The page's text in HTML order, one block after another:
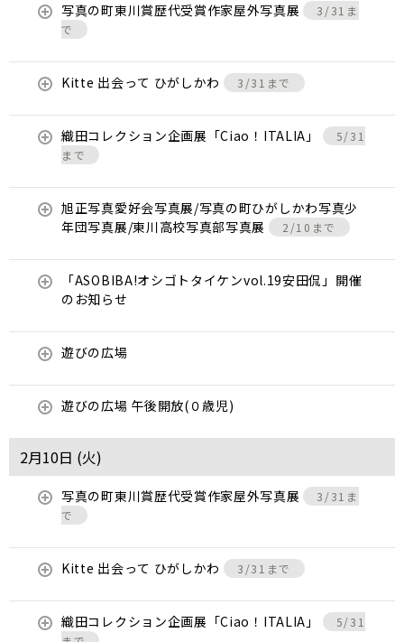
写真の町東川賞歴代受賞作家屋外写真展
3/31ま
で
Kitte 出会って ひがしかわ 3/31まで
織田コレクション企画展「Ciao！ITALIA」
5/31
まで
旭正写真愛好会写真展/写真の町ひがしかわ写真少
年団写真展/東川高校写真部写真展
2/10まで
「ASOBIBA!オシゴトタイケンvol.19安田侃」開催
のお知らせ
遊びの広場
遊びの広場 午後開放(０歳児)
2月10日 (火)
写真の町東川賞歴代受賞作家屋外写真展
3/31ま
で
Kitte 出会って ひがしかわ 3/31まで
織田コレクション企画展「Ciao！ITALIA」
5/31